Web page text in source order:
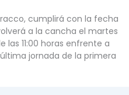
cumplirá con la fecha
a la cancha el martes
las 11:00 horas enfrente a
jornada de la primera